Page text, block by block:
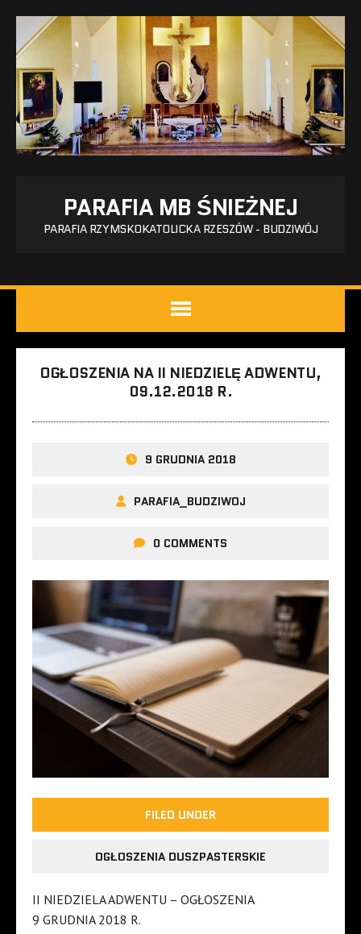
PARAFIA MB ŚNIEŻNEJ
PARAFIA RZYMSKOKATOLICKA RZESZÓW - BUDZIWÓJ
OGŁOSZENIA NA II NIEDZIELĘ ADWENTU,
09.12.2018 R.
9 GRUDNIA 2018
PARAFIA_BUDZIWOJ
0 COMMENTS
FILED UNDER
OGŁOSZENIA DUSZPASTERSKIE
II NIEDZIELA ADWENTU – OGŁOSZENIA
9 GRUDNIA 2018 R.